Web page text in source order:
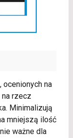
na
na rzecz
Minimalizują
mniejszą ilość
ważne dla